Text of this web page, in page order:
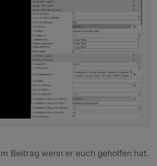
topic/25374/neuer-vis-
widgets
Beitrag wenn er euch geholfen hat.